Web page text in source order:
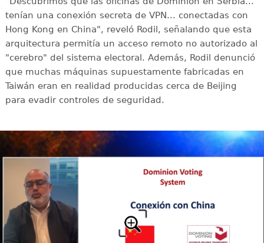
tenían una conexión secreta de VPN... conectadas con
Hong Kong en China", reveló Rodil, señalando que esta
arquitectura permitía un acceso remoto no autorizado al
"cerebro" del sistema electoral. Además, Rodil denunció
que muchas máquinas supuestamente fabricadas en
Taiwán eran en realidad producidas cerca de Beijing
para evadir controles de seguridad.